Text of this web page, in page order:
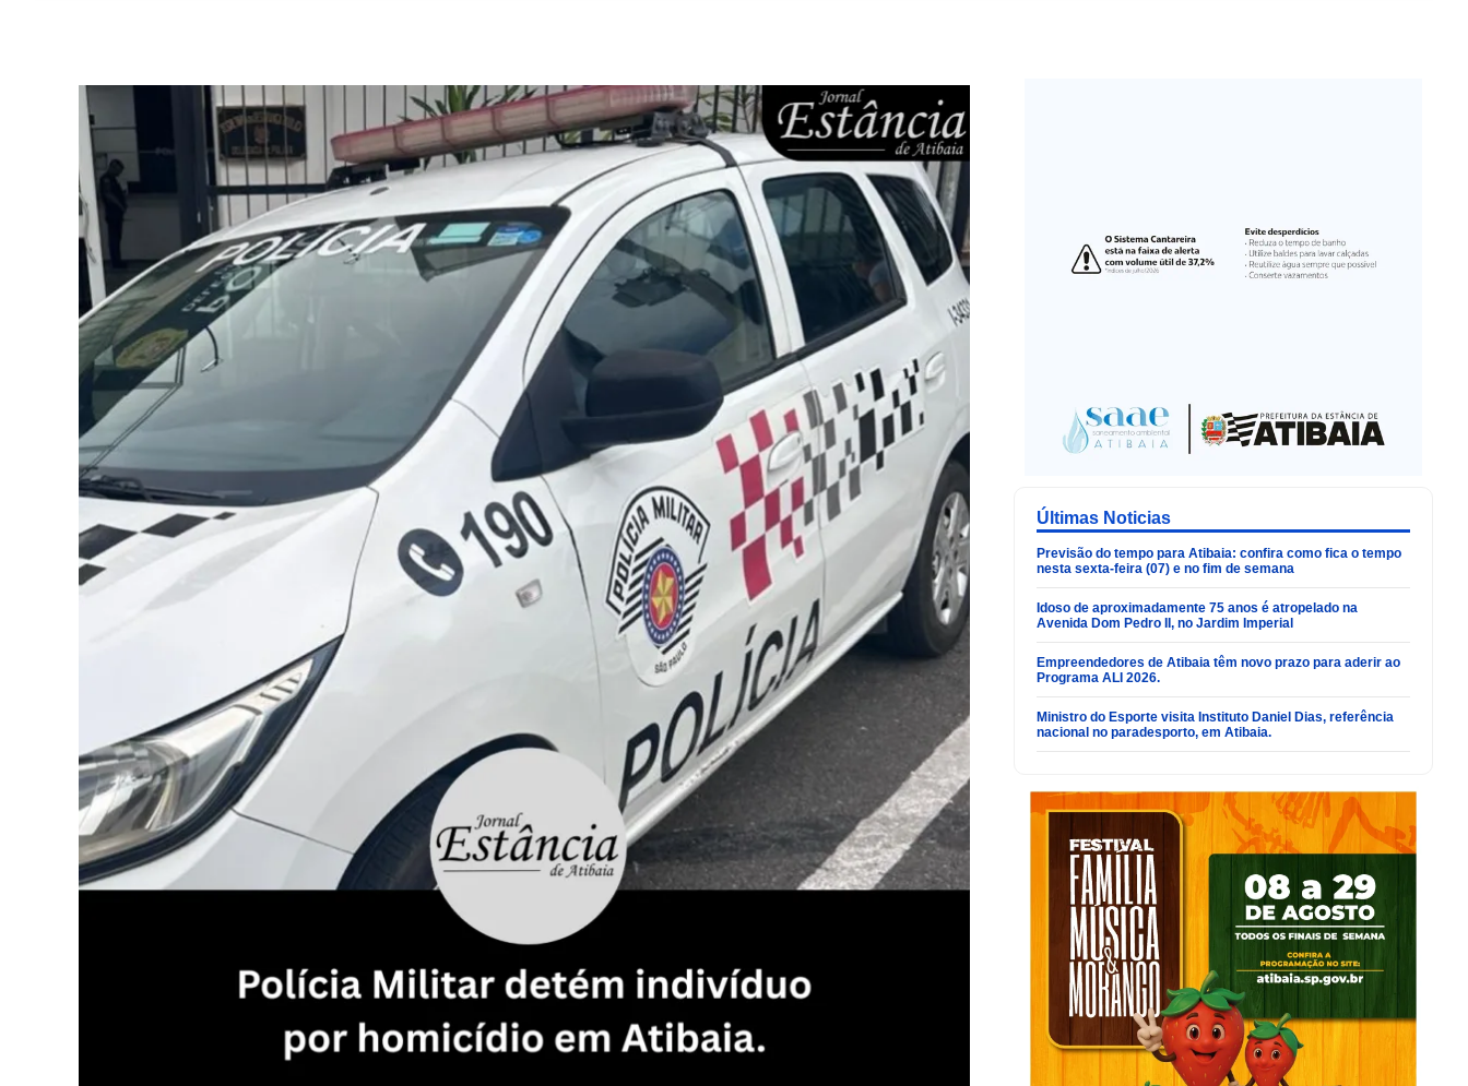
Últimas Noticias
Previsão do tempo para Atibaia: confira como fica o tempo
nesta sexta-feira (07) e no fim de semana
Idoso de aproximadamente 75 anos é atropelado na
Avenida Dom Pedro II, no Jardim Imperial
Empreendedores de Atibaia têm novo prazo para aderir ao
Programa ALI 2026.
Ministro do Esporte visita Instituto Daniel Dias, referência
nacional no paradesporto, em Atibaia.